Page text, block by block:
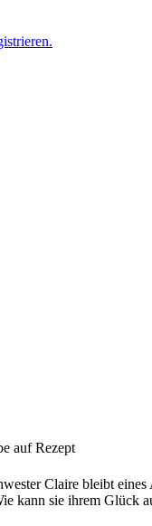
auf Rezept
Claire bleibt
kann sie ihrem